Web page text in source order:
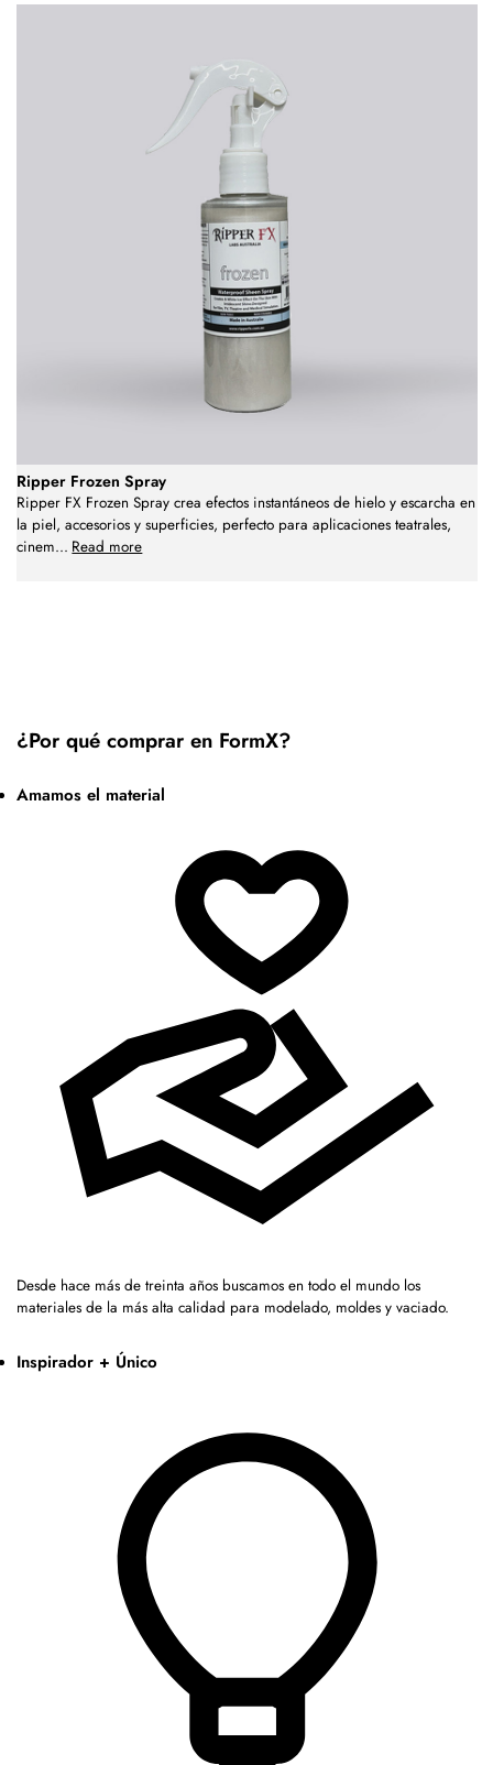
Ripper Frozen Spray
Ripper FX Frozen Spray crea efectos instantáneos de hielo y escarcha en
la piel, accesorios y superficies, perfecto para aplicaciones teatrales,
cinem... Read more
¿Por qué comprar en FormX?
Amamos el material
Desde hace más de treinta años buscamos en todo el mundo los
materiales de la más alta calidad para modelado, moldes y vaciado.
Inspirador + Único